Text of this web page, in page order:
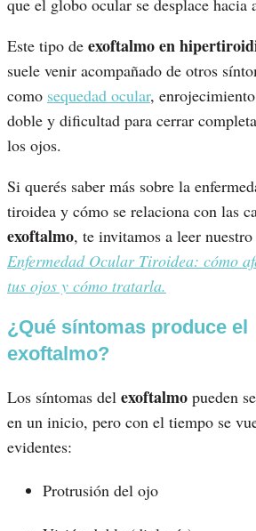
que el globo ocular se desplace hacia
Este tipo de exoftalmo en
suele venir acompañado de otros
como sequedad ocular,
doble y dificultad para cerrar
los ojos.
Si querés saber más sobre la
tiroidea y cómo se relaciona con las
exoftalmo, te invitamos a leer
Enfermedad Ocular Tiroidea: cómo
tus ojos y cómo tratarla.
¿Qué síntomas produce el
exoftalmo?
Los síntomas del exoftalmo pueden
en un inicio, pero con el tiempo se
evidentes:
Protrusión del ojo